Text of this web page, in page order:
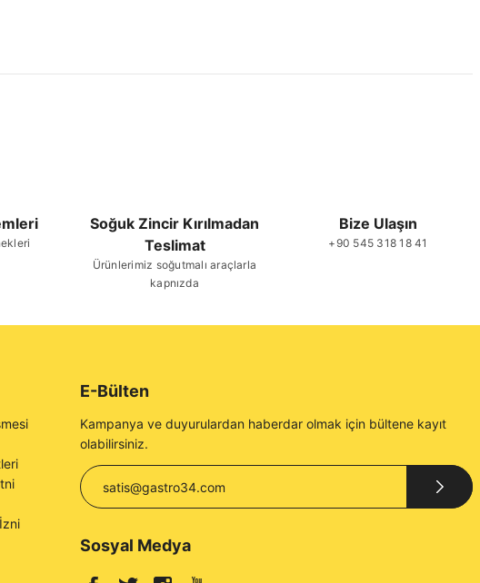
Gönder
Soğuk Zincir Kırılmadan
Teslimat
Ürünlerimiz soğutmalı araçlarla
kapnızda
Bize Ulaşın
+90 545 318 18 41
E-Bülten
Kampanya ve duyurulardan haberdar olmak için bültene kayıt
olabilirsiniz.
Sosyal Medya